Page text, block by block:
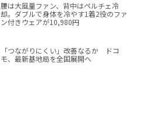
腰は大風量ファン、背中はペルチェ冷
却。ダブルで身体を冷やす1着2役のファ
ン付きウェアが10,980円
「つながりにくい」改善なるか ドコ
モ、最新基地局を全国展開へ